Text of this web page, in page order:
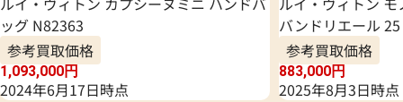
ッグ N82363
参考買取価格
1,093,000円
2024年6月17日時点
バンドリエール
参考買取価格
883,000円
2025年8月3日時点